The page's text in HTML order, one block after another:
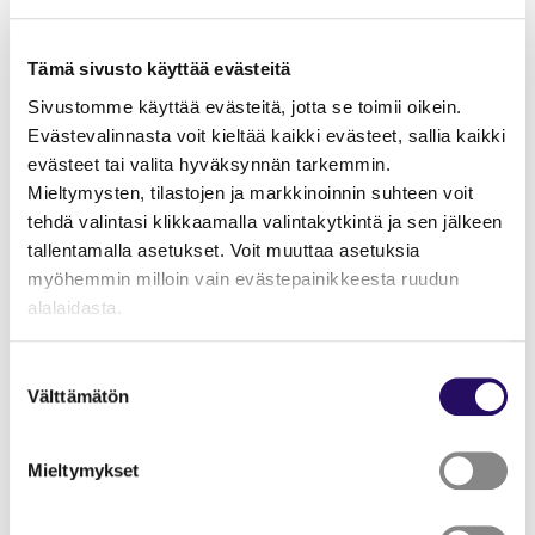
Tämä sivusto käyttää evästeitä
Sivustomme käyttää evästeitä, jotta se toimii oikein.
Evästevalinnasta voit kieltää kaikki evästeet, sallia kaikki
evästeet tai valita hyväksynnän tarkemmin.
Mieltymysten, tilastojen ja markkinoinnin suhteen voit
tehdä valintasi klikkaamalla valintakytkintä ja sen jälkeen
tallentamalla asetukset. Voit muuttaa asetuksia
myöhemmin milloin vain evästepainikkeesta ruudun
alalaidasta.
Lue lisää sivustostamme ja evästeistä
valinta
Välttämätön
Mieltymykset
Monimuotoisuus
on
kokonaisvaltainen
strateginen valinta
Osuuskaupassa monimuotoisuus nähdään laajasti.
Kansainvälisyys on vain yksi osa kokonaisuutta, johon
kuuluu myös esimerkiksi työkyvyn erilaisuus.
– Kansainvälisyys on lopulta aika helppo osa-alue
osatyökykyisille ja rakentaa erilaisiin tilanteisiin sopivia
työtehtäviä. Lyytikäinen näkee, että toiminnassa